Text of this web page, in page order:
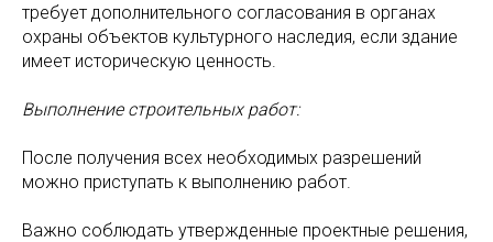
требует дополнительного согласования в органах
охраны объектов культурного наследия, если здание
имеет историческую ценность.
Выполнение строительных работ:
После получения всех необходимых разрешений
можно приступать к выполнению работ.
Важно соблюдать утвержденные проектные решения,